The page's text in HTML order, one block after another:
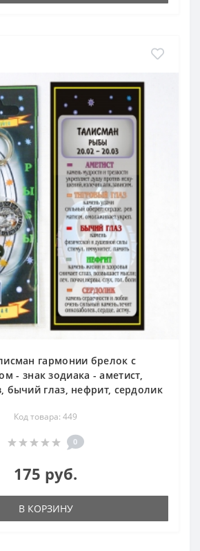
гармонии брелок с
- знак зодиака - аметист,
бычий глаз, нефрит, сердолик
Код товара: 449
0
175 руб.
В КОРЗИНУ